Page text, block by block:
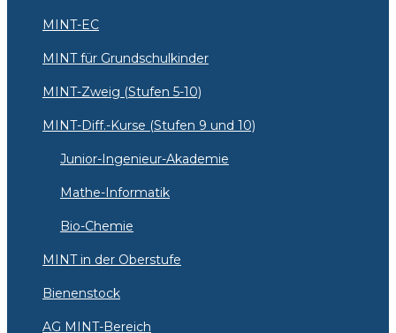
MINT-EC
MINT für Grundschulkinder
MINT-Zweig (Stufen 5-10)
MINT-Diff.-Kurse (Stufen 9 und 10)
Junior-Ingenieur-Akademie
Mathe-Informatik
Bio-Chemie
MINT in der Oberstufe
Bienenstock
AG MINT-Bereich